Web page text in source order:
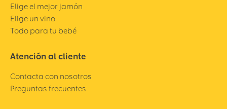
Elige el mejor jamón
Elige un vino
Todo para tu bebé
Atención al cliente
Contacta con nosotros
Preguntas frecuentes